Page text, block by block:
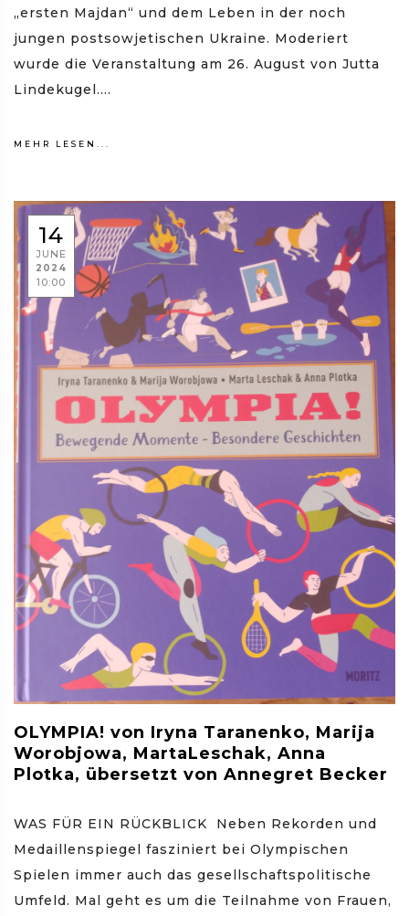
„ersten Majdan“ und dem Leben in der noch
jungen postsowjetischen Ukraine. Moderiert
wurde die Veranstaltung am 26. August von Jutta
Lindekugel....
MEHR LESEN...
14
JUNE
2024
10:00
OLYMPIA! von Iryna Taranenko, Marija
Worobjowa, MartaLeschak, Anna
Plotka, übersetzt von Annegret Becker
WAS FÜR EIN RÜCKBLICK Neben Rekorden und
Medaillenspiegel fasziniert bei Olympischen
Spielen immer auch das gesellschaftspolitische
Umfeld. Mal geht es um die Teilnahme von Frauen,